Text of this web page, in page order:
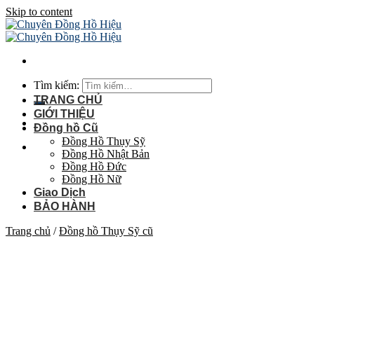
Skip to content
Tìm kiếm:
TRANG CHỦ
GIỚI THIỆU
Đồng hồ Cũ
Đồng Hồ Thụy Sỹ
Đồng Hồ Nhật Bản
Đồng Hồ Đức
Đồng Hồ Nữ
Giao Dịch
BẢO HÀNH
Trang chủ / Đồng hồ Thụy Sỹ cũ